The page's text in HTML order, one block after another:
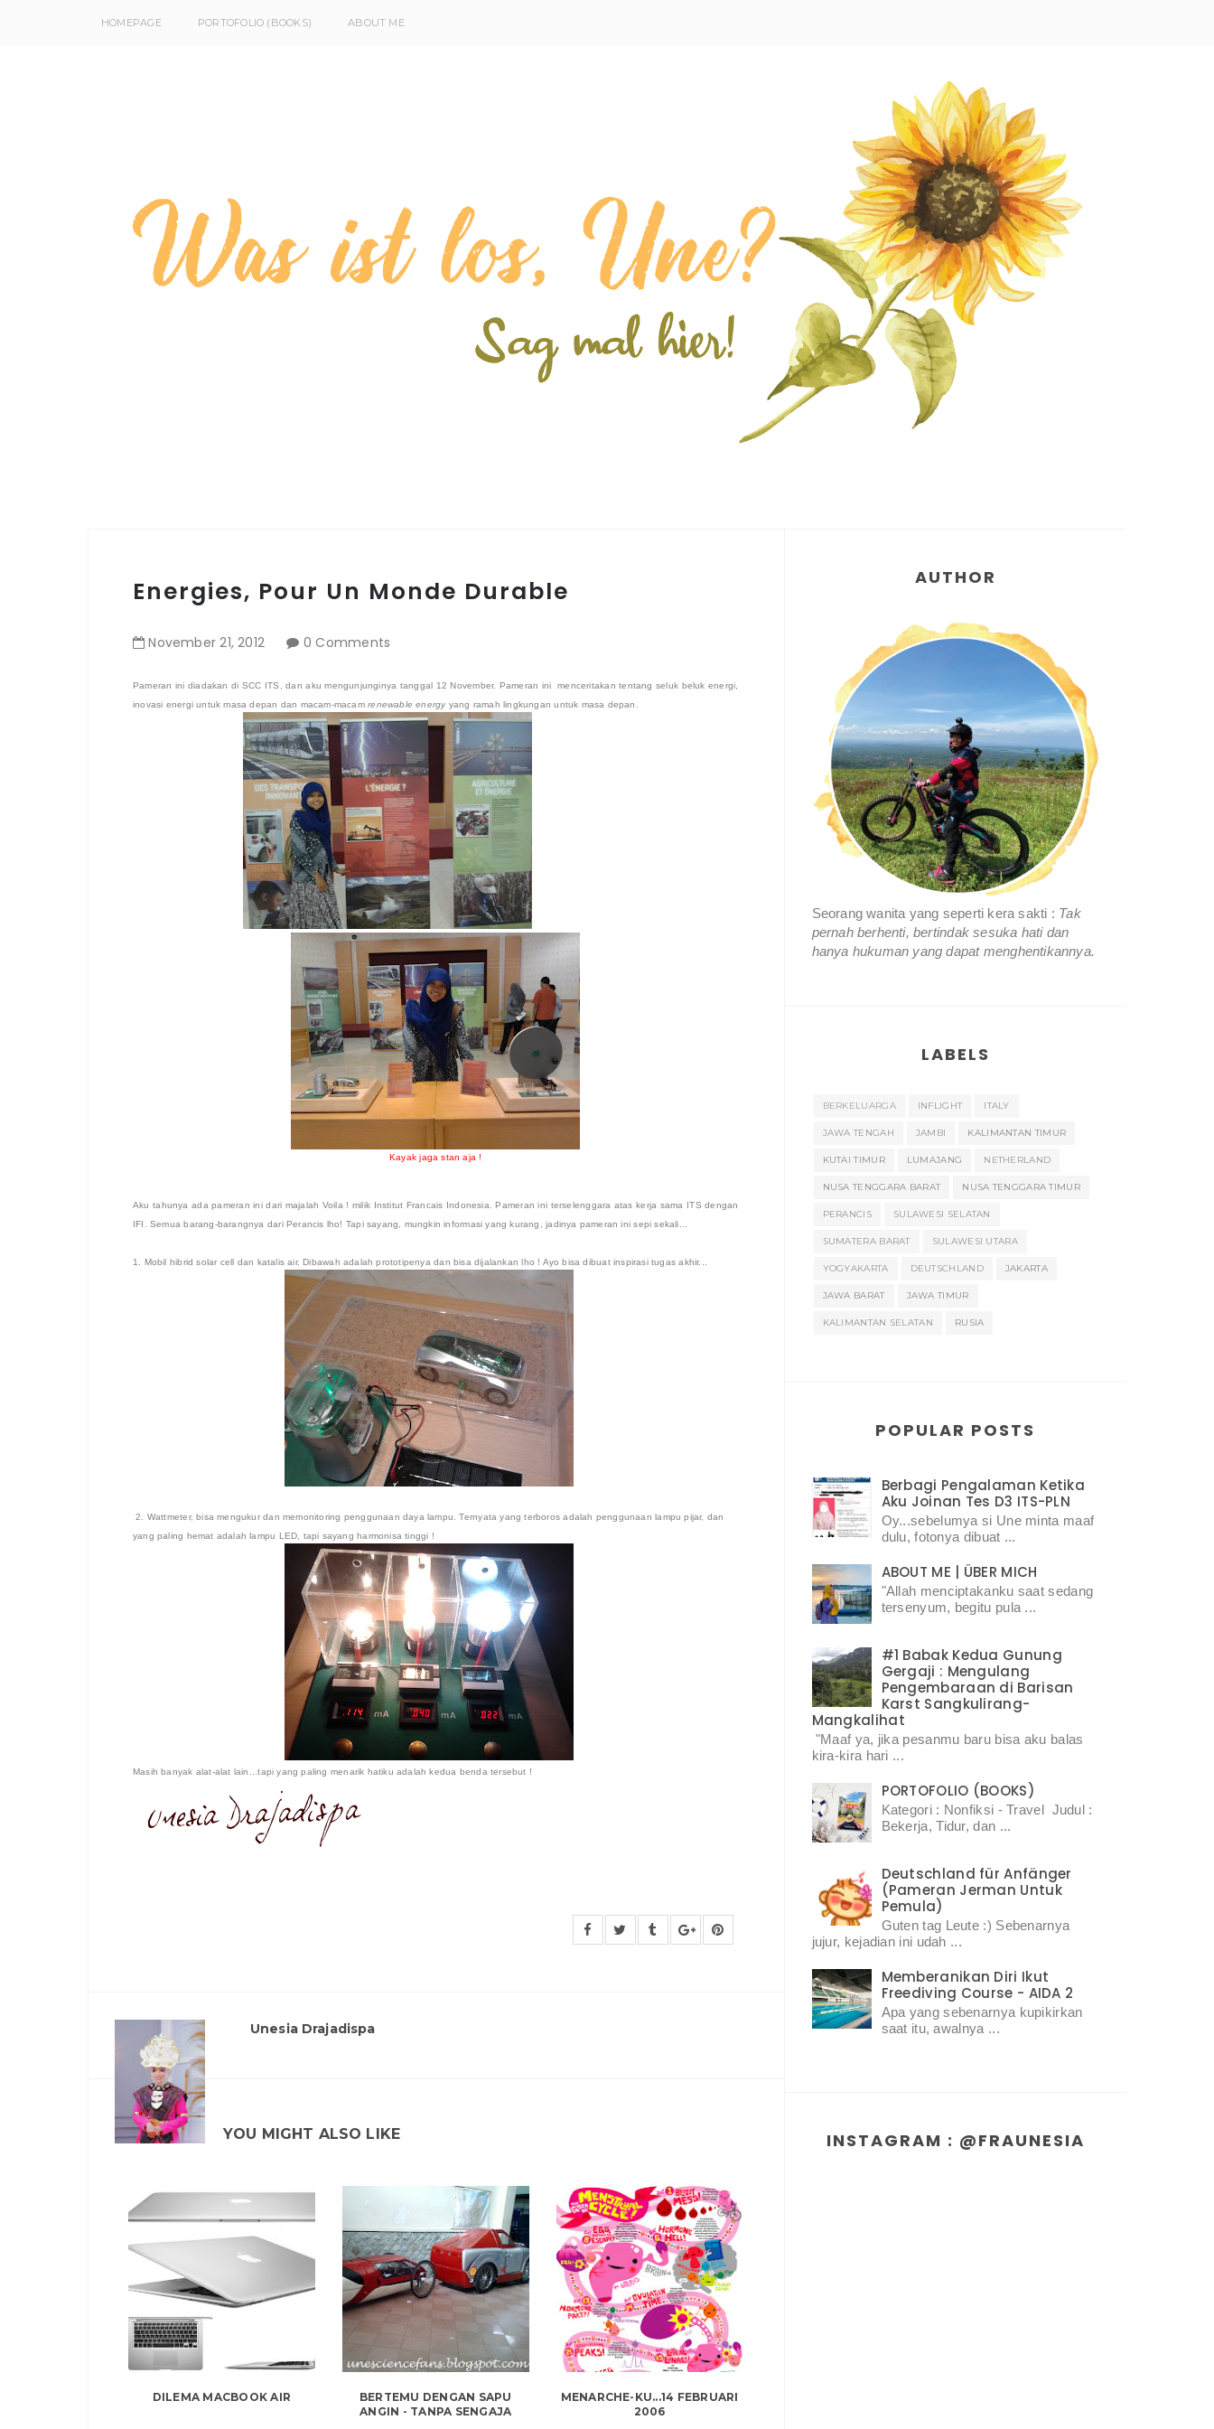
HOMEPAGE PORTOFOLIO (BOOKS) ABOUT ME
Energies, Pour Un Monde Durable
November 21,2012 0 Comments
Pameran ini diadakan di SCC ITS, dan aku mengunjunginya tanggal 12 November. Pameran ini menceritakan tentang seluk beluk energi,
inovasi energi untuk masa depan dan macam-macamrenewable energyyang ramah lingkungan untuk masa depan.
Kayak jaga stan aja !
Aku tahunya ada pameran ini dari majalah Voila ! milik Institut Francais Indonesia. Pameran ini terselenggara atas kerja sama ITS dengan
IFI. Semua barang-barangnya dari Perancis lho! Tapi sayang, mungkin informasi yang kurang, jadinya pameran ini sepi sekali...
1. Mobil hibrid solar cell dan katalis air. Dibawah adalah prototipenya dan bisa dijalankan lho ! Ayo bisa dibuat inspirasi tugas akhir...
2. Wattmeter, bisa mengukur dan memonitoring penggunaan daya lampu. Ternyata yang terboros adalah penggunaan lampu pijar, dan
yang paling hemat adalah lampu LED, tapi sayang harmonisa tinggi !
Masih banyak alat-alat lain...tapi yang paling menarik hatiku adalah kedua benda tersebut !
Unesia Drajadispa
YOU MIGHT ALSO LIKE
DILEMA MACBOOK AIR
BERTEMU DENGAN SAPU
ANGIN - TANPA SENGAJA
MENARCHE-KU...14 FEBRUARI
2006
AUTHOR
Seorang wanita yang seperti kera sakti : Tak
pernah berhenti, bertindak sesuka hati dan
hanya hukuman yang dapat menghentikannya.
LABELS
BERKELUARGA INFLIGHT ITALY
JAWA TENGAH JAMBI KALIMANTAN TIMUR
KUTAI TIMUR LUMAJANG NETHERLAND
NUSA TENGGARA BARAT NUSA TENGGARA TIMUR
PERANCIS SULAWESI SELATAN
SUMATERA BARAT SULAWESI UTARA
YOGYAKARTA DEUTSCHLAND JAKARTA
JAWA BARAT JAWA TIMUR
KALIMANTAN SELATAN RUSIA
POPULAR POSTS
Berbagi Pengalaman Ketika
Aku Joinan Tes D3 ITS-PLN
Oy...sebelumya si Une minta maaf
dulu, fotonya dibuat ...
ABOUT ME | ÜBER MICH
"Allah menciptakanku saat sedang
tersenyum, begitu pula ...
#1 Babak Kedua Gunung
Gergaji : Mengulang
Pengembaraan di Barisan
Karst Sangkulirang-
Mangkalihat
"Maaf ya, jika pesanmu baru bisa aku balas
kira-kira hari ...
PORTOFOLIO (BOOKS)
Kategori : Nonfiksi - Travel Judul :
Bekerja, Tidur, dan ...
Deutschland für Anfänger
(Pameran Jerman Untuk
Pemula)
Guten tag Leute :) Sebenarnya
jujur, kejadian ini udah ...
Memberanikan Diri Ikut
Freediving Course - AIDA 2
Apa yang sebenarnya kupikirkan
saat itu, awalnya ...
INSTAGRAM : @FRAUNESIA